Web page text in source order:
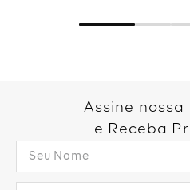
Assine
e Receba